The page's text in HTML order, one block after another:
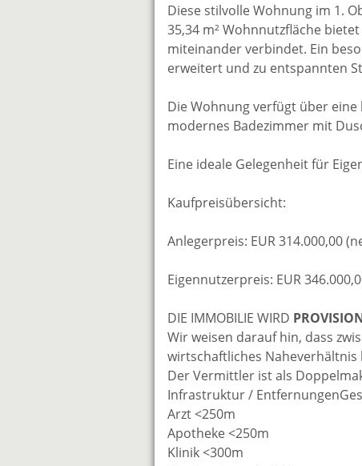
Diese stilvolle Wohnung im 1.
35,34 m² Wohnnutzfläche
miteinander verbindet. Ein
erweitert und zu entspannten
Die Wohnung verfügt über
modernes Badezimmer mit
Eine ideale Gelegenheit für
Kaufpreisübersicht:
Anlegerpreis: EUR 314.000,00
Eigennutzerpreis: EUR
DIE IMMOBILIE WIRD
Wir weisen darauf hin, dass
wirtschaftliches Naheverhältnis
Der Vermittler ist als
Infrastruktur /
Arzt <250m
Apotheke <250m
Klinik <300m